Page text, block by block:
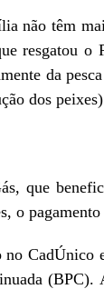
não têm
resgatou o
da
dos
que
o
CadÚnico